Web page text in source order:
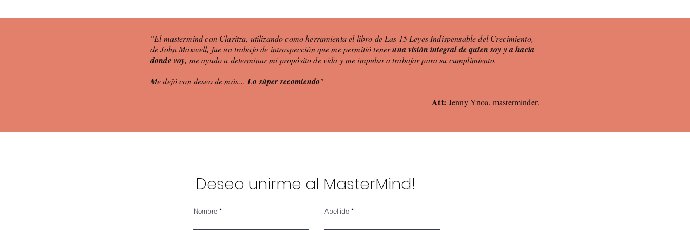
"El mastermind con Claritza, utilizando como herramienta el libro de Las 15 Leyes Indispensable del Crecimiento,
de John Maxwell, fue un trabajo de introspección que me permitió teneruna visión integral de quien soy y a hacia
donde voy, me ayudo a determinar mi propósito de vida y me impulso a trabajar para su cumplimiento.
Me dejó con deseo de más…Lo súper recomiendo"
Att: Jenny Ynoa, masterminder.
Deseo unirme al MasterMind!
Nombre Apellido